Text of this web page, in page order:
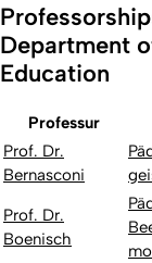
Department
Education
Professur
Prof. Dr.
Bernasconi
Prof. Dr.
Boenisch